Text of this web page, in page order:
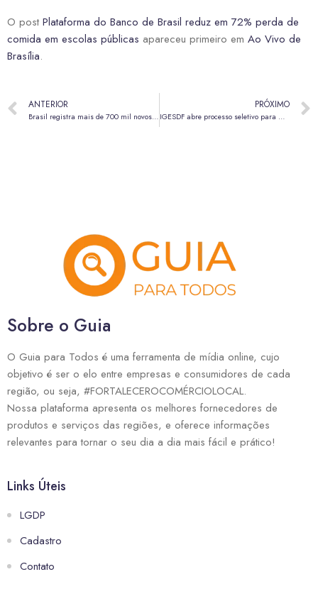
O post Plataforma do Banco de Brasil reduz em 72% perda de
comida em escolas públicas apareceu primeiro em Ao Vivo de
Brasília.
ANTERIOR
Brasil registra mais de 700 mil novos casos de câncer por ano; cerca 40% podem ser prevenidos
PRÓXIMO
IGESDF abre processo seletivo para médico radiologista com salário de R$ 13,3 mil
Sobre o Guia
O Guia para Todos é uma ferramenta de mídia online, cujo
objetivo é ser o elo entre empresas e consumidores de cada
região, ou seja, #FORTALECEROCOMÉRCIOLOCAL.
Nossa plataforma apresenta os melhores fornecedores de
produtos e serviços das regiões, e oferece informações
relevantes para tornar o seu dia a dia mais fácil e prático!
Links Úteis
LGDP
Cadastro
Contato